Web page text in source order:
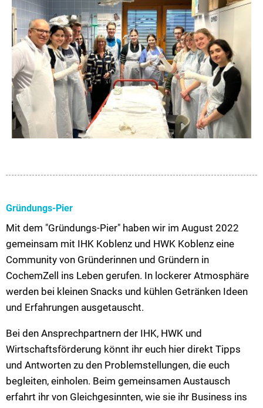
Gründungs-Pier
Mit dem "Gründungs-Pier" haben wir im August 2022
gemeinsam mit IHK Koblenz und HWK Koblenz eine
Community von Gründerinnen und Gründern in
CochemZell ins Leben gerufen. In lockerer Atmosphäre
werden bei kleinen Snacks und kühlen Getränken Ideen
und Erfahrungen ausgetauscht.
Bei den Ansprechpartnern der IHK, HWK und
Wirtschaftsförderung könnt ihr euch hier direkt Tipps
und Antworten zu den Problemstellungen, die euch
begleiten, einholen. Beim gemeinsamen Austausch
erfahrt ihr von Gleichgesinnten, wie sie ihr Business ins